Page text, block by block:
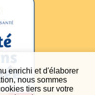
enrichi et d'élaborer
nous sommes
tiers sur votre